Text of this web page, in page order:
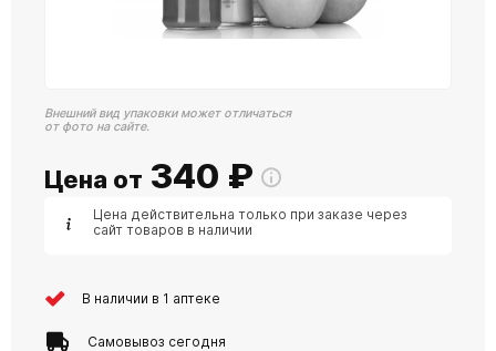
Внешний вид упаковки может отличаться
от фото на сайте.
Цена от 340 ₽
Цена действительна только при заказе через
сайт товаров в наличии
В наличии в 1 аптеке
Самовывоз сегодня